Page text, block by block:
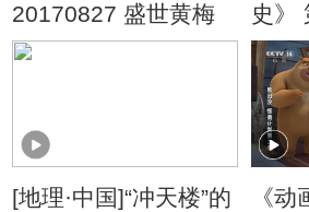
20170827 盛世黄梅
史》
[地理·中国]“冲天楼”的
《动